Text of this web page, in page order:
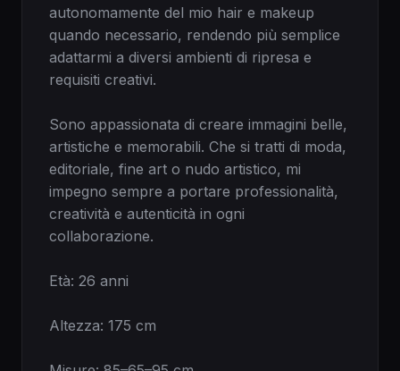
autonomamente del mio hair e makeup
quando necessario, rendendo più semplice
adattarmi a diversi ambienti di ripresa e
requisiti creativi.
Sono appassionata di creare immagini belle,
artistiche e memorabili. Che si tratti di moda,
editoriale, fine art o nudo artistico, mi
impegno sempre a portare professionalità,
creatività e autenticità in ogni
collaborazione.
Età: 26 anni
Altezza: 175 cm